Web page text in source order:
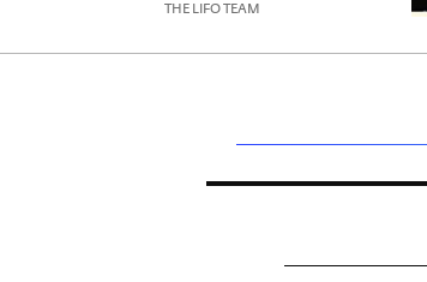
THE LIFO TEAM